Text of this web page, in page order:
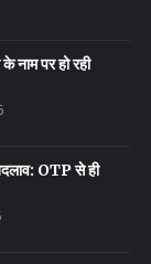
नाम पर हो रही
OTP से ही